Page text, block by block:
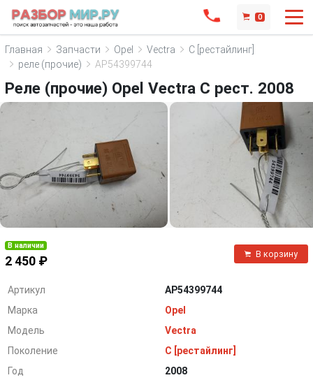
0
Главная Запчасти Opel Vectra
C [рестайлинг]
реле (прочие)
AP54399744
Реле (прочие) Opel Vectra C рест. 2008
В наличии
2 450 ₽
В корзину
Артикул
AP54399744
Марка
Opel
Модель
Vectra
Поколение
C [рестайлинг]
Год
2008